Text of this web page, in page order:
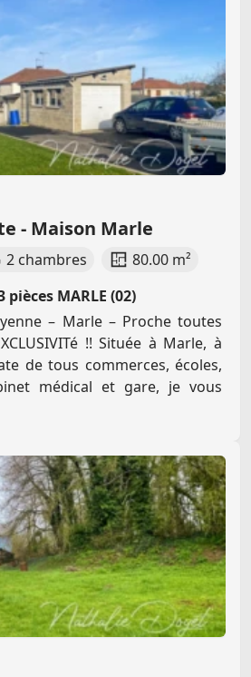
- Maison Marle
2 chambres
80.00 m²
MARLE (02)
– Marle – Proche toutes
!! Située à Marle, à
de tous commerces, écoles,
médical et gare, je vous